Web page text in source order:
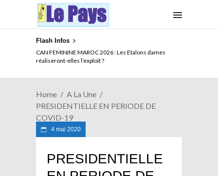
Flash Infos
CAN FEMININE MAROC 2026 : Les Etalons dames
réaliseront-elles l’exploit ?
FORTE CAUTION POUR LE VISA AMERICAIN : Une
mesure souveraine aux conséquences multiples pour
Home
A La Une
PRESIDENTIELLE EN PERIODE DE
COVID-19
4 mai 2020
PRESIDENTIELLE